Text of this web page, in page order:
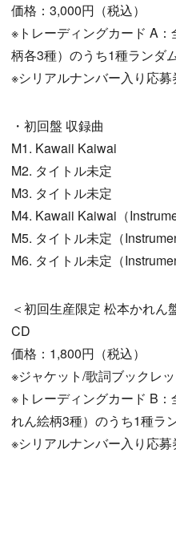
価格：3,000円（税込）
※トレーディングカード A
柄各3種）のうち1種ランダ
※シリアルナンバー入り応募
・初回盤 収録曲
M1. Kawaii Kaiwai
M2. タイトル未定
M3. タイトル未定
M4. Kawaii Kaiwai（
M5. タイトル未定（
M6. タイトル未定（
＜初回生産限定 松本かれん
CD
価格：1,800円（税込）
※ジャケット/歌詞ブックレ
※トレーディングカード B
れん絵柄3種）のうち1種ラ
※シリアルナンバー入り応募